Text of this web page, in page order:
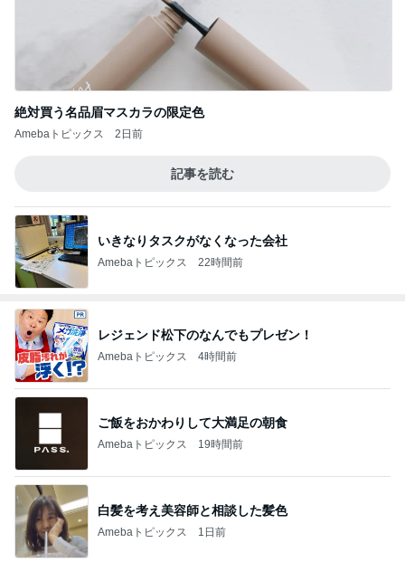
絶対買う名品眉マスカラの限定色
Amebaトピックス 2日前
記事を読む
いきなりタスクがなくなった会社
Amebaトピックス 22時間前
レジェンド松下のなんでもプレゼン！
Amebaトピックス 4時間前
ご飯をおかわりして大満足の朝食
Amebaトピックス 19時間前
白髪を考え美容師と相談した髪色
Amebaトピックス 1日前